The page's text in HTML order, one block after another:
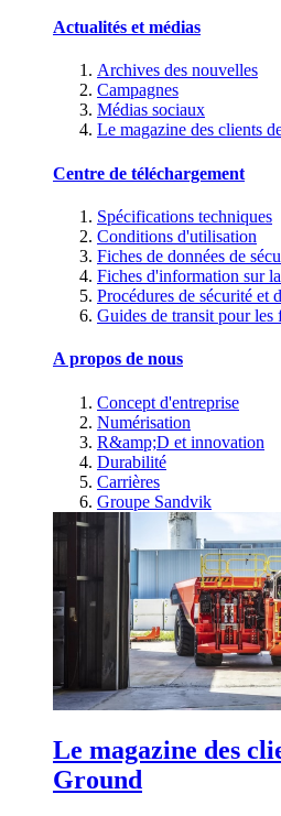
Actualités et médias
Archives des nouvelles
Campagnes
Médias sociaux
Le magazine des clients
Centre de téléchargement
Spécifications techniques
Conditions d'utilisation
Fiches de données de
Fiches d'information sur
Procédures de sécurité et
Guides de transit pour les
A propos de nous
Concept d'entreprise
Numérisation
R&amp;D et innovation
Durabilité
Carrières
Groupe Sandvik
Le magazine des
Ground